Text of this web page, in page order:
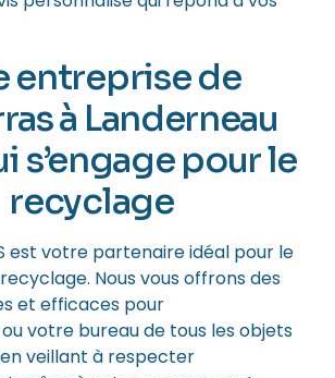
entreprise de
à Landerneau
s’engage pour le
recyclage
est votre partenaire idéal pour le
Nous vous offrons des
et efficaces pour
ou votre bureau de tous les objets
veillant à respecter